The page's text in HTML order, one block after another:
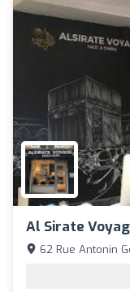
Al Sirate
62 Rue Antonin